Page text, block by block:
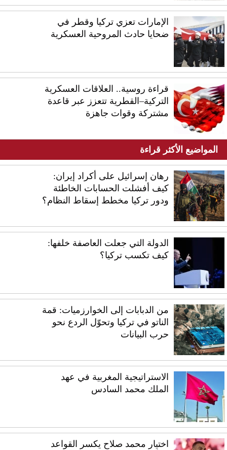
الإمارات تعزي تركيا وقطر في
ضحايا حادث المروحية العسكرية
قراءة روسية.. العلاقات العسكرية
التركية–القطرية تتعزز عبر قاعدة
مشتركة وقوات جاهزة
المواضيع الأكثر قراءة
رهان إسرائيل على أكراد إيران:
كيف أفشلت الحسابات الخاطئة
ودور تركيا مخطط إسقاط النظام؟
الدولة التي جعلت العاصفة خلفها:
كيف تكسب تركيا؟
من الدبابات إلى الخوارزميات: قمة
الناتو في تركيا وتحوّل الردع نحو
حرب البيانات
الاستراتيجية المغربية في عهد
الملك محمد السادس
اختيار محمد صلاح يكسر القواعد